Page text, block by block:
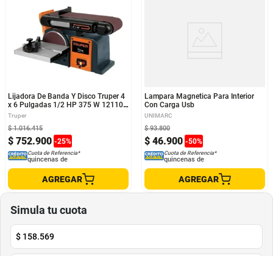
Lijadora De Banda Y Disco Truper 4
x 6 Pulgadas 1/2 HP 375 W 12110
PUL-4X6T
Truper
$ 752.900 -25%
$ 1.016.415
Cuota de Referencia*
quincenas de
AGREGAR
Lampara Magnetica Para Interior
Con Carga Usb
UNIMARC
$ 46.900 -50%
$ 93.800
Cuota de Referencia*
quincenas de
AGREGAR
Simula tu cuota
$ 158.569